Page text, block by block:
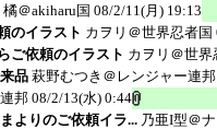
橘＠akiharu国 08/2/11(月) 19:13
のイラスト カヲリ＠世界忍者国
ご依頼のイラスト カヲリ＠世界
品 萩野むつき＠レンジャー連邦
邦 08/2/13(水) 0:44
よりのご依頼イラ... 乃亜I型＠